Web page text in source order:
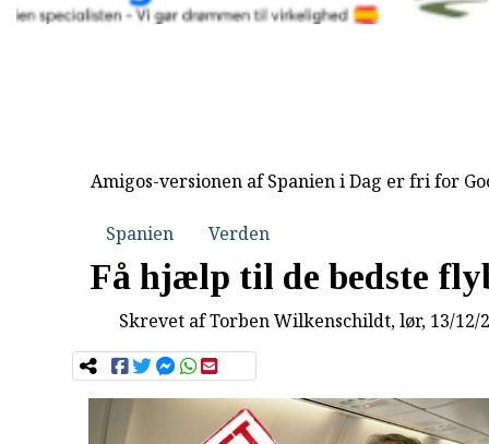
Amigos-versionen af Spanien i Dag er fri for
Spanien Verden
Få hjælp til de bedste
Skrevet afTorben Wilkenschildt, lør, 13/12/